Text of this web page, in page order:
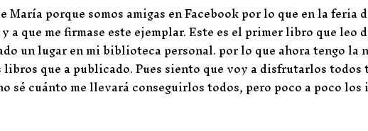
María porque somos amigas en Facebook por lo que en la feria
a que me firmase este ejemplar. Este es el primer libro que leo
un lugar en mi biblioteca personal. por lo que ahora tengo la
que a publicado. Pues siento que voy a disfrutarlos todos
sé cuánto me llevará conseguirlos todos, pero poco a poco los